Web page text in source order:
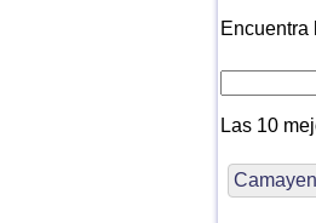
Encuentra
Las 10